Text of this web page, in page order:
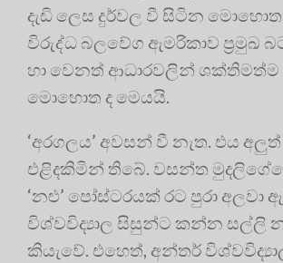
දැඩි ලෙස දුර්වල වී සිටින
විරුද්ධ බලවේග ඇමරිකාව ප්‍රමුඛ
හා වෙනත් ආධාරවලින්
මොහොත ද මෙයයි.
‘අරගලය’ අවසන් වී නැත. එය
එළිදකිමින් තිබේ. වසන්ත
‘නළු’ පෝස්ටරයක් රට පුරා අලවා
විශ්වවිද්‍යාල සිසුන්ට කන්න සල්ලි
කියැවේ. එහෙත්, අන්තර්